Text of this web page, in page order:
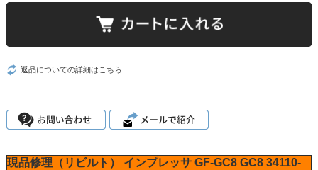
返品についての詳細はこちら
現品修理（リビルト） インプレッサ GF-GC8 GC8 34110-